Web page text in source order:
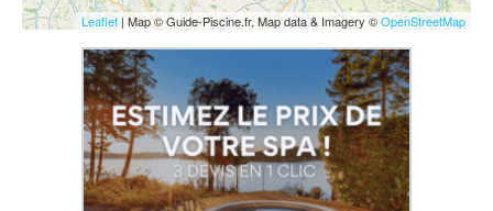
Leaflet | Map © Guide-Piscine.fr, Map data & Imagery ©OpenStreetMap